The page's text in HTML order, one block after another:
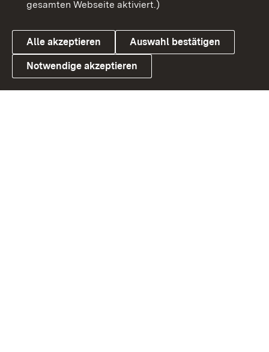
Link zum Landesportal
Cookies
gesamten Webseite aktiviert.)
Alle akzeptieren Auswahl bestätigen
Notwendige akzeptieren